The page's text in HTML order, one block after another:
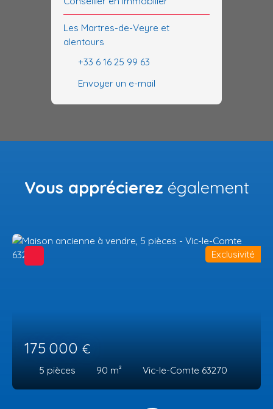
Les Martres-de-Veyre et
alentours
+33 6 16 25 99 63
Envoyer un e-mail
Vous apprécierez également
175 000 €
5 pièces 90 m² Vic-le-Comte 63270
Exclusivité